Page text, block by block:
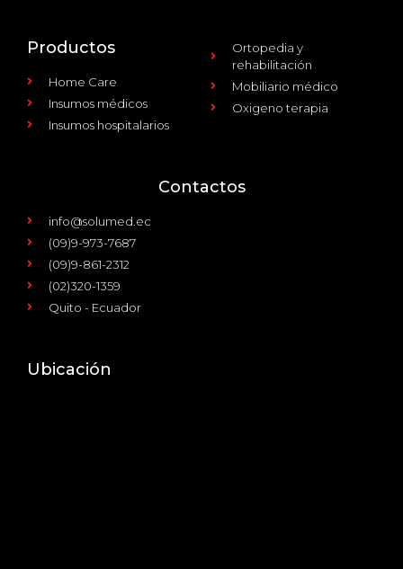
Productos
Home Care
Insumos médicos
Insumos hospitalarios
Ortopedia y
rehabilitación
Mobiliario médico
Oxigeno terapia
Contactos
info@solumed.ec
(09)9-973-7687
(09)9-861-2312
(02)320-1359
Quito - Ecuador
Ubicación